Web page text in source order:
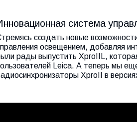
система
создать новые
освещением, добавляя
рады выпустить XproIIL,
Leica. А теперь мы
XproII в